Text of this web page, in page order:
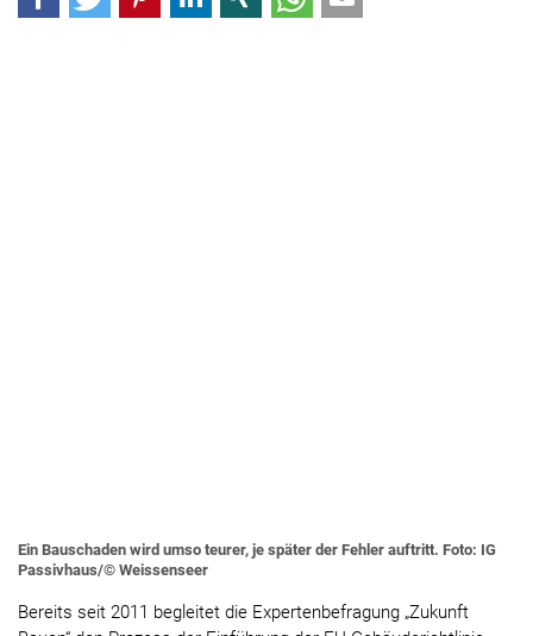
Ein Bauschaden wird umso teurer, je später der Fehler auftritt. Foto: IG
Passivhaus/© Weissenseer
Bereits seit 2011 begleitet die Expertenbefragung „Zukunft